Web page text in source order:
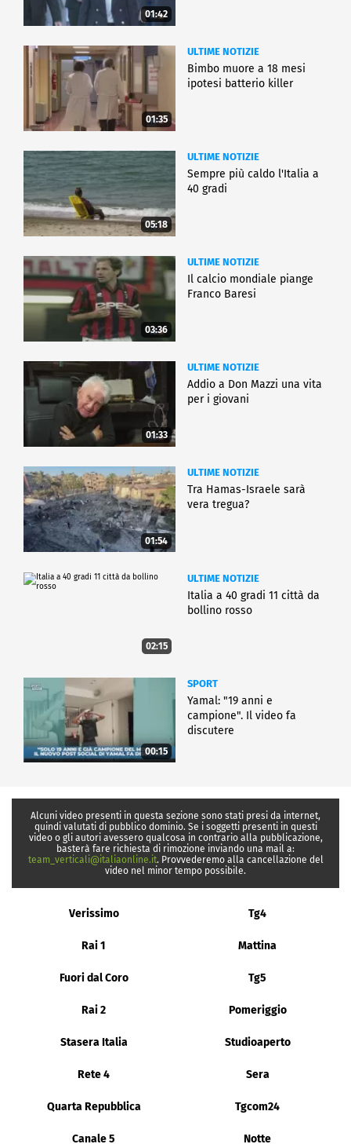
01:42
01:35
ULTIME NOTIZIE
Bimbo muore a 18 mesi
ipotesi batterio killer
05:18
ULTIME NOTIZIE
Sempre più caldo l'Italia a
40 gradi
03:36
ULTIME NOTIZIE
Il calcio mondiale piange
Franco Baresi
01:33
ULTIME NOTIZIE
Addio a Don Mazzi una vita
per i giovani
01:54
ULTIME NOTIZIE
Tra Hamas-Israele sarà
vera tregua?
02:15
ULTIME NOTIZIE
Italia a 40 gradi 11 città da
bollino rosso
00:15
SPORT
Yamal: "19 anni e
campione". Il video fa
discutere
Alcuni video presenti in questa sezione sono stati presi da internet,
quindi valutati di pubblico dominio. Se i soggetti presenti in questi
video o gli autori avessero qualcosa in contrario alla pubblicazione,
basterà fare richiesta di rimozione inviando una mail a:
team_verticali@italiaonline.it. Provvederemo alla cancellazione del
video nel minor tempo possibile.
Verissimo Tg4
Rai 1 Mattina
Fuori dal Coro Tg5
Rai 2 Pomeriggio
Stasera Italia Studioaperto
Rete 4 Sera
Quarta Repubblica Tgcom24
Canale 5 Notte